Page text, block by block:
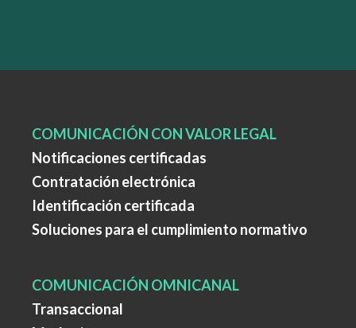
COMUNICACIÓN CON VALOR LEGAL
Notificaciones certificadas
Contratación electrónica
Identificación certificada
Soluciones para el cumplimiento normativo
COMUNICACIÓN OMNICANAL
Transaccional